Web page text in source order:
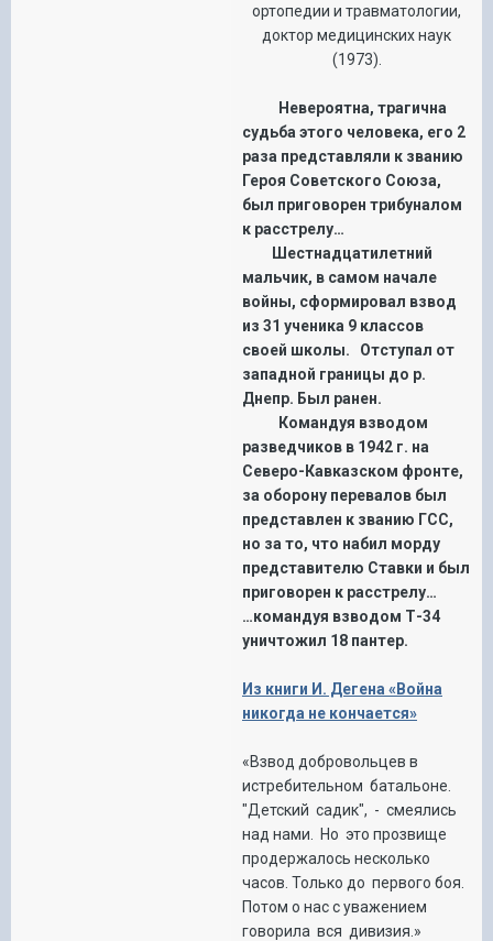
ортопедии и травматологии,
доктор медицинских наук
(1973).
Невероятна, трагична
судьба этого человека, его 2
раза представляли к званию
Героя Советского Союза,
был приговорен трибуналом
к расстрелу…
Шестнадцатилетний
мальчик, в самом начале
войны, сформировал взвод
из 31 ученика 9 классов
своей школы. Отступал от
западной границы до р.
Днепр. Был ранен.
Командуя взводом
разведчиков в 1942 г. на
Северо-Кавказском фронте,
за оборону перевалов был
представлен к званию ГСС,
но за то, что набил морду
представителю Ставки и был
приговорен к расстрелу…
…командуя взводом Т-34
уничтожил 18 пантер.
Из книги И. Дегена «Война
никогда не кончается»
«Взвод добровольцев в
истребительном батальоне.
"Детский садик", - смеялись
над нами. Но это прозвище
продержалось несколько
часов. Только до первого боя.
Потом о нас с уважением
говорила вся дивизия.»